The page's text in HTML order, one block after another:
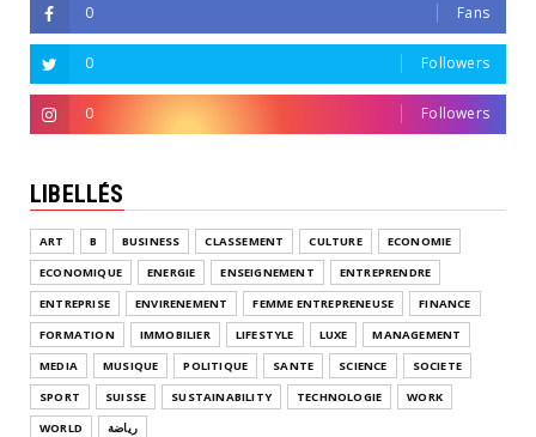
0 Fans
0 Followers
0 Followers
LIBELLÉS
ART B BUSINESS CLASSEMENT CULTURE
ECONOMIE
ECONOMIQUE
ENERGIE ENSEIGNEMENT
ENTREPRENDRE
ENTREPRISE
ENVIRENEMENT FEMME ENTREPRENEUSE
FINANCE
FORMATION
IMMOBILIER LIFESTYLE LUXE
MANAGEMENT
MEDIA
MUSIQUE POLITIQUE SANTE SCIENCE
SOCIETE
SPORT
SUISSE SUSTAINABILITY TECHNOLOGIE
WORK
WORLD
رياضة